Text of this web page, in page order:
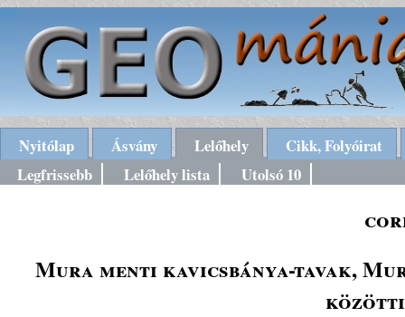
Nyitólap Ásvány Lelőhely
Cikk, Folyóirat
Legfrissebb
Lelőhely lista Utolsó 10
Mura menti kavicsbánya-tavak,
közötti